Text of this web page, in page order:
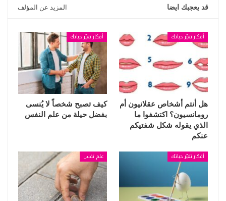
قد يعجبك ايضا المزيد عن المؤلف
أفكار تغيّر حياتك
هل أنتم أشخاص عقلانيون أم
رومانسيون؟ اكتشفوا ما
الذي يقوله شكل شفتيكم
عنكم
أفكار تغيّر حياتك
كيف تصبح شخصاً لا يُنسى
بفضل حيلة من علم النفس
أفكار تغيّر حياتك علم نفس